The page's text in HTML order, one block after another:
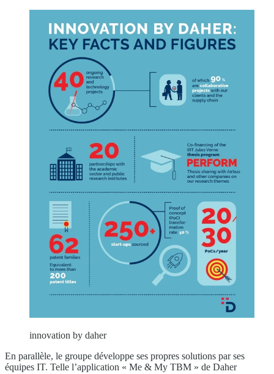
innovation by daher
En parallèle, le groupe développe ses propres solutions par ses
équipes IT. Telle l’application « Me & My TBM » de Daher